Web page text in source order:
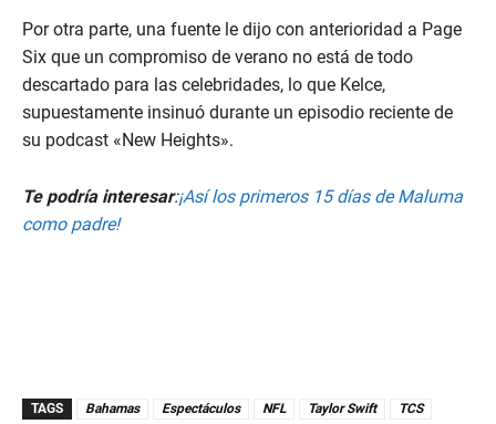
Por otra parte, una fuente le dijo con anterioridad a Page
Six que un compromiso de verano no está de todo
descartado para las celebridades, lo que Kelce,
supuestamente insinuó durante un episodio reciente de
su podcast «New Heights».
Te podría interesar:¡Así los primeros 15 días de Maluma
como padre!
TAGS Bahamas Espectáculos NFL Taylor Swift
TCS